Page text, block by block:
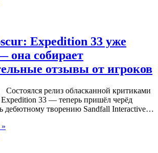
Expedition 33 уже
собирает
отзывы от игроков
релиз обласканной критиками
33 — теперь пришёл черёд
дебютному творению Sandfall Interactive…